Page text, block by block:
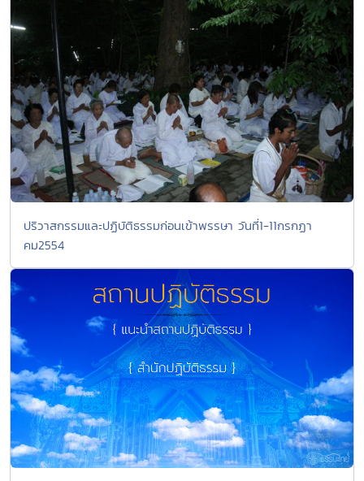
ปริวาสกรรมและปฏิบัติธรรมก่อนเข้าพรรษา วันที่1-11กรกฏา
คม2554